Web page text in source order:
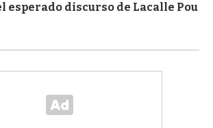
esperado discurso de Lacalle Pou